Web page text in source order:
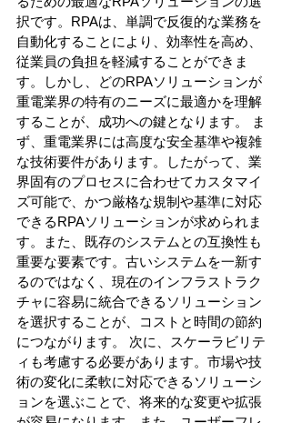
択です。RPAは、単調で反復的な業務を
自動化することにより、効率性を高め、
従業員の負担を軽減することができま
す。しかし、どのRPAソリューションが
重電業界の特有のニーズに最適かを理解
することが、成功への鍵となります。 ま
ず、重電業界には高度な安全基準や複雑
な技術要件があります。したがって、業
界固有のプロセスに合わせてカスタマイ
ズ可能で、かつ厳格な規制や基準に対応
できるRPAソリューションが求められま
す。また、既存のシステムとの互換性も
重要な要素です。古いシステムを一新す
るのではなく、現在のインフラストラク
チャに容易に統合できるソリューション
を選択することが、コストと時間の節約
につながります。 次に、スケーラビリテ
ィも考慮する必要があります。市場や技
術の変化に柔軟に対応できるソリューシ
ョンを選ぶことで、将来的な変更や拡張